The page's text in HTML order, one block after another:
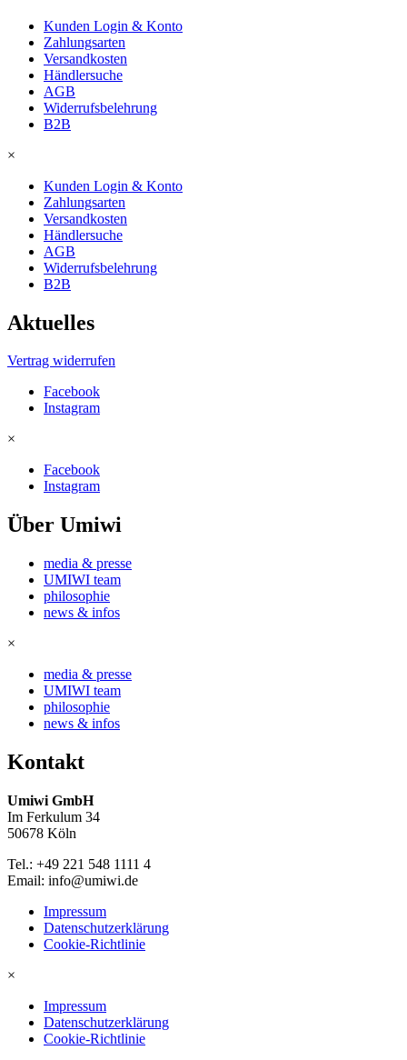
Kunden Login & Konto
Zahlungsarten
Versandkosten
Händlersuche
AGB
Widerrufsbelehrung
B2B
×
Kunden Login & Konto
Zahlungsarten
Versandkosten
Händlersuche
AGB
Widerrufsbelehrung
B2B
Aktuelles
Vertrag widerrufen
Facebook
Instagram
×
Facebook
Instagram
Über Umiwi
media & presse
UMIWI team
philosophie
news & infos
×
media & presse
UMIWI team
philosophie
news & infos
Kontakt
Umiwi GmbH
Im Ferkulum 34
50678 Köln
Tel.: +49 221 548 1111 4
Email: info@umiwi.de
Impressum
Datenschutzerklärung
Cookie-Richtlinie
×
Impressum
Datenschutzerklärung
Cookie-Richtlinie